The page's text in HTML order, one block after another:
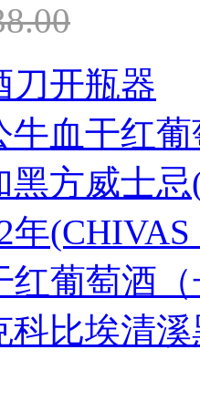
刀开瓶器
血干红葡
方威士忌
年
红葡萄酒
科比埃清